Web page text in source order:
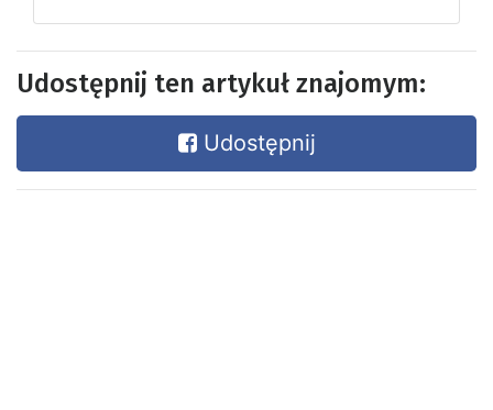
Udostępnij ten artykuł znajomym:
Udostępnij